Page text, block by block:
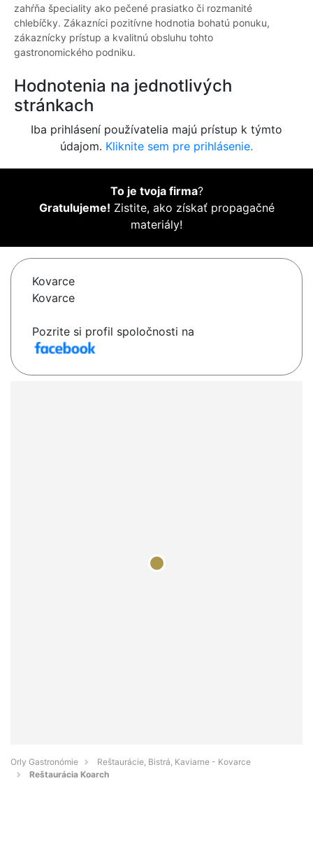
zahŕňa špeciality ako pečené prasiatko či rozmanité
chlebíčky. Zákazníci pozitívne hodnotia bohatú ponuku,
zákaznícky prístup a kvalitnú obsluhu tohto
gastronomického podniku.
Hodnotenia na jednotlivých
stránkach
Iba prihlásení používatelia majú prístup k týmto
údajom. Kliknite sem pre prihlásenie.
To je tvoja firma?
Gratulujeme! Zistite, ako získať propagačné
materiály!
Kovarce
Kovarce
Pozrite si profil spoločnosti na
Orly Gastronómie
Reštaurácie, Bistrá, Kaviarne - Kovarce
Reštaurácia Koarch